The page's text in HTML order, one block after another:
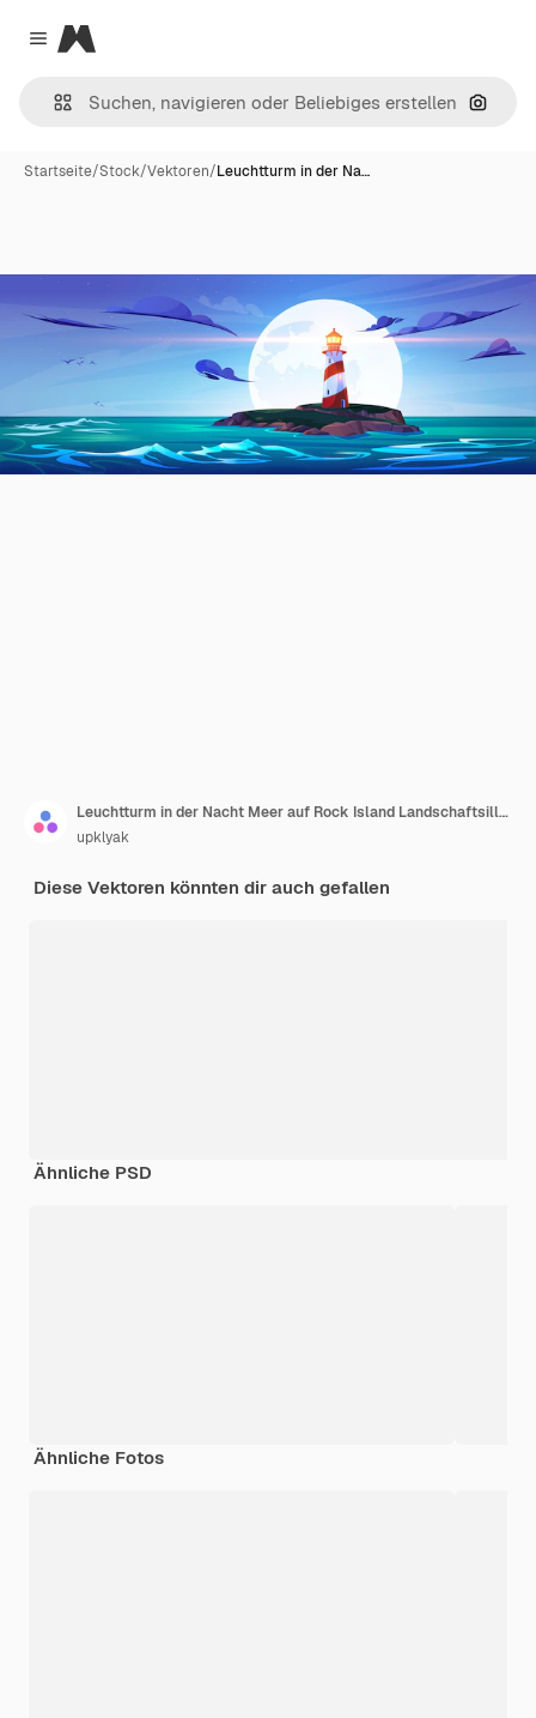
Close menu
Magnific
Nach
Startseite/Stock/Vektoren/Leuchtturm in der Na…
Leuchtturm in der Nacht Meer auf Rock Island Landschaftsillustration Leuchtturm auf der Klippe im Ozeanwasser über Vollmond Seascape Hafenlandschaft mit Navigationsgebäude in Oregon Navigationslichtstrahl
upklyak
Diese Vektoren könnten dir auch gefallen
Ähnliche PSD
Ähnliche Fotos